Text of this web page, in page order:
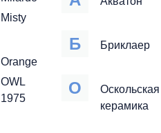
Misty
Orange
OWL
1975
Б Бриклаер
О
Оскольская
керамика